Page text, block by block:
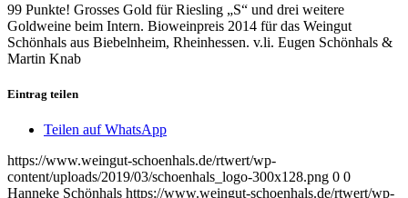
99 Punkte! Grosses Gold für Riesling „S“ und drei weitere
Goldweine beim Intern. Bioweinpreis 2014 für das Weingut
Schönhals aus Biebelnheim, Rheinhessen. v.li. Eugen Schönhals &
Martin Knab
Eintrag teilen
Teilen auf WhatsApp
https://www.weingut-schoenhals.de/rtwert/wp-
content/uploads/2019/03/schoenhals_logo-300x128.png 0 0
Hanneke Schönhals https://www.weingut-schoenhals.de/rtwert/wp-